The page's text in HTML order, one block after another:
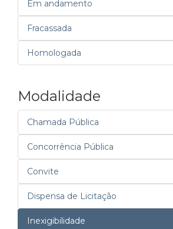
Em andamento
Fracassada
Homologada
Modalidade
Chamada Pública
Concorrência Pública
Convite
Dispensa de Licitação
Inexigibilidade